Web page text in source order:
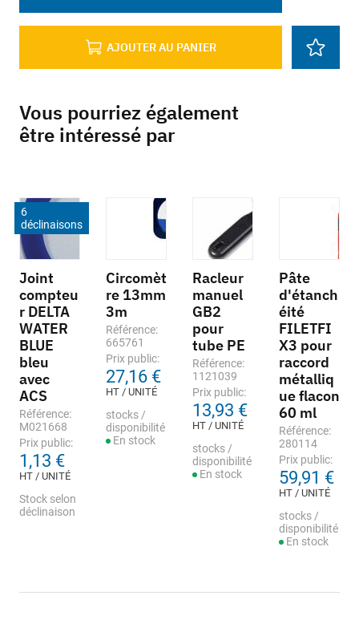
AJOUTER AU PANIER
Vous pourriez également
être intéressé par
6
déclinaisons
Joint
compteu
r DELTA
WATER
BLUE
bleu
avec
ACS
Référence:
M021668
Prix public:
1,13 €
HT / UNITÉ
Stock selon
déclinaison
Circomèt
re 13mm
3m
Référence:
665761
Prix public:
27,16 €
HT / UNITÉ
stocks /
disponibilité
En stock
Racleur
manuel
GB2
pour
tube PE
Référence:
1121039
Prix public:
13,93 €
HT / UNITÉ
stocks /
disponibilité
En stock
Pâte
d'étanch
éité
FILETFI
X3 pour
raccord
métalliq
ue flacon
60 ml
Référence:
280114
Prix public:
59,91 €
HT / UNITÉ
stocks /
disponibilité
En stock